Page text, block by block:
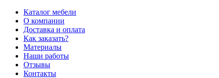
Каталог мебели
О компании
Доставка и оплата
Как заказать?
Материалы
Наши работы
Отзывы
Контакты